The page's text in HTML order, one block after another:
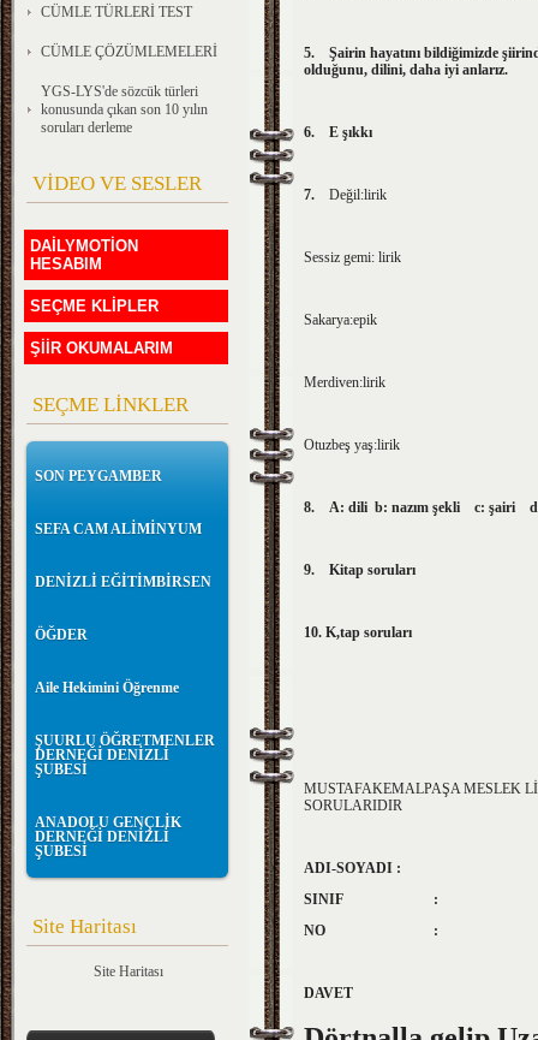
CÜMLE TÜRLERİ TEST
CÜMLE ÇÖZÜMLEMELERİ
YGS-LYS'de sözcük türleri
konusunda çıkan son 10 yılın
soruları derleme
VİDEO VE SESLER
DAİLYMOTİON
HESABIM
SEÇME KLİPLER
ŞİİR OKUMALARIM
SEÇME LİNKLER
SON PEYGAMBER
SEFA CAM ALİMİNYUM
DENİZLİ EĞİTİMBİRSEN
ÖĞDER
Aile Hekimini Öğrenme
ŞUURLU ÖĞRETMENLER
DERNEĞİ DENİZLİ
ŞUBESİ
ANADOLU GENÇLİK
DERNEĞİ DENİZLİ
ŞUBESİ
Site Haritası
Site Haritası
5. Şairin hayatını bildiğimizde
olduğunu, dilini, daha iyi anlarız.
6. E şıkkı
7. Değil:lirik
Sessiz gemi: lirik
Sakarya:epik
Merdiven:lirik
Otuzbeş yaş:lirik
8. A: dili b: nazım şekli c: şairi
9. Kitap soruları
10. K,tap soruları
MUSTAFAKEMALPAŞA MESLEK
SORULARIDIR
ADI-SOYADI :
SINIF :
NO :
DAVET